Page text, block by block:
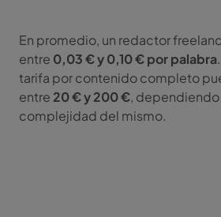
En promedio, un redactor
entre 0,03 € y 0,10 € por palabra
tarifa por contenido completo
entre 20 € y 200 €,
complejidad del mismo.